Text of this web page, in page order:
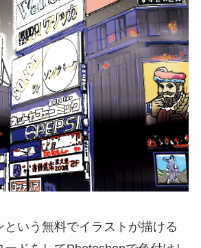
いう無料でイラストが描ける